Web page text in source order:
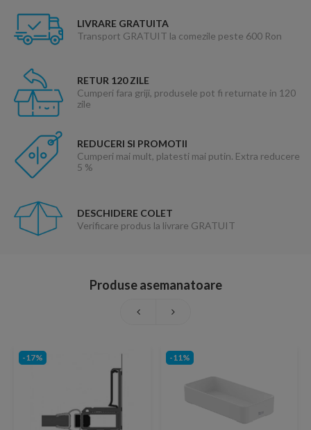
LIVRARE GRATUITA
Transport GRATUIT la comezile peste 600 Ron
RETUR 120 ZILE
Cumperi fara griji, produsele pot fi returnate in 120
zile
REDUCERI SI PROMOTII
Cumperi mai mult, platesti mai putin. Extra reducere
5 %
DESCHIDERE COLET
Verificare produs la livrare GRATUIT
Produse asemanatoare
-17% -11%